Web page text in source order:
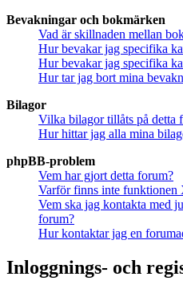
Bevakningar och bokmärken
Vad är skillnaden mellan
Hur bevakar jag specifika
Hur bevakar jag specifika
Hur tar jag bort mina
Bilagor
Vilka bilagor tillåts på detta
Hur hittar jag alla mina
phpBB-problem
Vem har gjort detta forum?
Varför finns inte funktionen
Vem ska jag kontakta med
forum?
Hur kontaktar jag en
Inloggnings- och